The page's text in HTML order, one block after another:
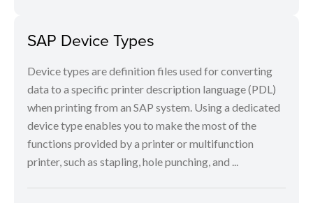
SAP Device Types
Device types are definition files used for converting
data to a specific printer description language (PDL)
when printing from an SAP system. Using a dedicated
device type enables you to make the most of the
functions provided by a printer or multifunction
printer, such as stapling, hole punching, and ...